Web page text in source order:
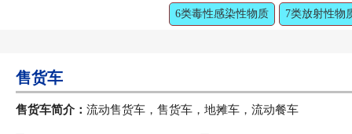
6类毒性感染性物质 7类放射性物
售货车
售货车简介： 流动售货车，售货车，地摊车，流动餐车